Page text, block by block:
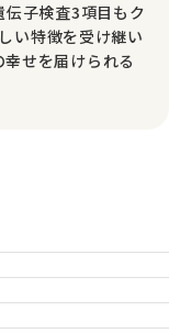
伝子検査3項目もク
い特徴を受け継い
せを届けられる